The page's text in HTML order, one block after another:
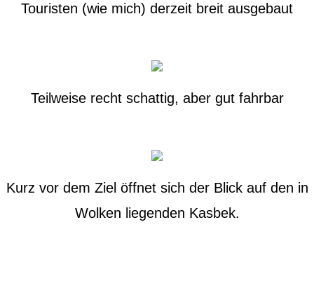
Touristen (wie mich) derzeit breit ausgebaut
Teilweise recht schattig, aber gut fahrbar
Kurz vor dem Ziel öffnet sich der Blick auf den in
Wolken liegenden Kasbek.